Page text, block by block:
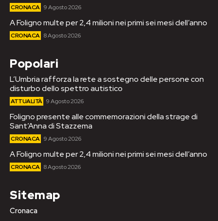
CRONACA 9 Agosto 2026
A Foligno multe per 2,4 milioni nei primi sei mesi dell’anno
CRONACA 8 Agosto 2026
Popolari
L’Umbria rafforza la rete a sostegno delle persone con
disturbo dello spettro autistico
ATTUALITÀ 9 Agosto 2026
Foligno presente alle commemorazioni della strage di
Sant’Anna di Stazzema
CRONACA 9 Agosto 2026
A Foligno multe per 2,4 milioni nei primi sei mesi dell’anno
CRONACA 8 Agosto 2026
Sitemap
Cronaca